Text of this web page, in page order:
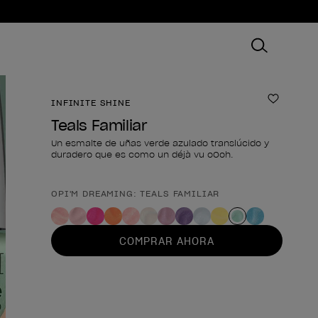
INFINITE SHINE Añadir
Teals Familiar
Un esmalte de uñas verde azulado translúcido y
duradero que es como un déjà vu oOoh.
Forma del producto
OPI'M DREAMING: TEALS FAMILIAR
COMPRAR AHORA